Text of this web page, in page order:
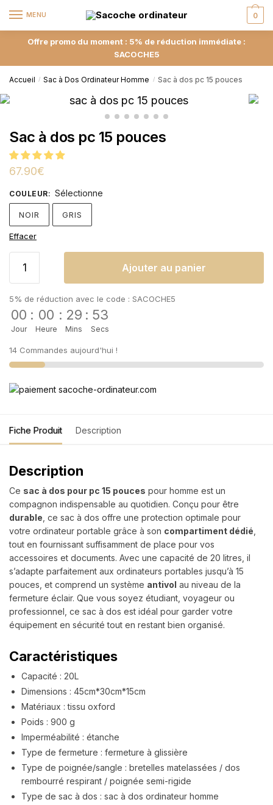
MENU 0
Offre promo du moment : 5% de réduction immédiate :
SACOCHE5
Accueil / Sac à Dos Ordinateur Homme / Sac à dos pc 15 pouces
Sac à dos pc 15 pouces
67.90€
COULEUR: Sélectionne
NOIR GRIS
Effacer
Ajouter au panier
5% de réduction avec le code : SACOCHE5
00
Jour
: 00
Heure
: 29
Mins
: 53
Secs
14 Commandes aujourd'hui !
Fiche Produit Description
Description
Ce sac à dos pour pc 15 pouces pour homme est un
compagnon indispensable au quotidien. Conçu pour être
durable , ce sac à dos offre une protection optimale pour
votre ordinateur portable grâce à son compartiment dédié
tout en fournissant suffisamment de place pour vos
accessoires et documents. Avec une capacité de 20 litres, il
s’adapte parfaitement aux ordinateurs portables jusqu’à 15
pouces, et comprend un système antivol au niveau de la
fermeture éclair. Que vous soyez étudiant, voyageur ou
professionnel, ce sac à dos est idéal pour garder votre
équipement en sécurité tout en restant bien organisé.
Caractéristiques
Capacité : 20L
Dimensions : 45cm*30cm*15cm
Matériaux : tissu oxford
Poids : 900 g
Imperméabilité : étanche
Type de fermeture : fermeture à glissière
Type de poignée/sangle : bretelles matelassées / dos
rembourré respirant / poignée semi-rigide
Type de sac à dos : sac à dos ordinateur homme